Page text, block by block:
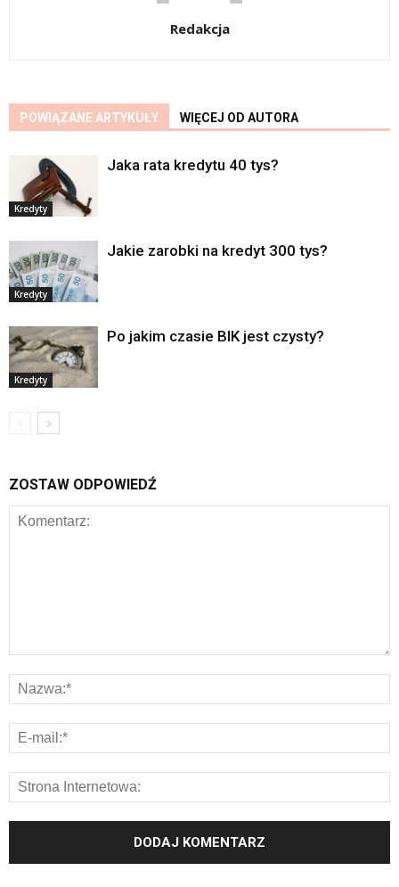
Redakcja
POWIĄZANE ARTYKUŁY WIĘCEJ OD AUTORA
Kredyty
Jaka rata kredytu 40 tys?
Kredyty
Jakie zarobki na kredyt 300 tys?
Kredyty
Po jakim czasie BIK jest czysty?
ZOSTAW ODPOWIEDŹ